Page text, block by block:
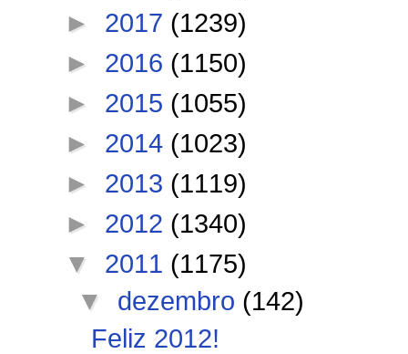
► 2017 (1239)
► 2016 (1150)
► 2015 (1055)
► 2014 (1023)
► 2013 (1119)
► 2012 (1340)
▼ 2011 (1175)
▼ dezembro (142)
Feliz 2012!